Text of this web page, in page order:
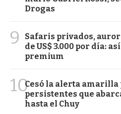
Drogas
9
Safaris privados,
de US$ 3.000 por día:
premium
10Cesó la alerta
persistentes que
hasta el Chuy